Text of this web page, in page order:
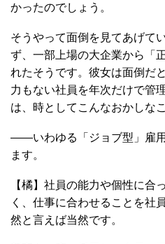
かったのでしょう。
そうやって面倒を見てあげて
ず、一部上場の大企業から「
れたそうです。彼女は面倒だ
力もない社員を年次だけで管
は、時としてこんなおかしな
――いわゆる「ジョブ型」雇
ます。
【橘】社員の能力や個性に合
く、仕事に合わせることを社
然と言えば当然です。